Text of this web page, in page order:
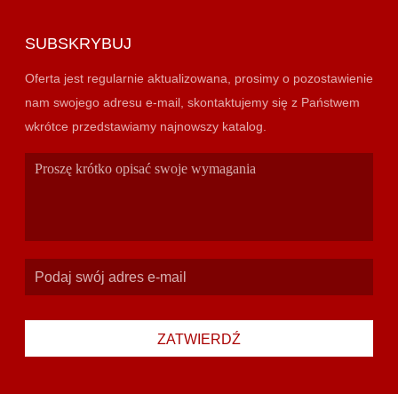
SUBSKRYBUJ
Oferta jest regularnie aktualizowana, prosimy o pozostawienie
nam swojego adresu e-mail, skontaktujemy się z Państwem
wkrótce przedstawiamy najnowszy katalog.
ZATWIERDŹ